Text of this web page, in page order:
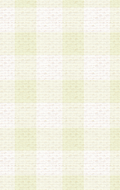
ることのできる情報
三者に開示すること
第三者に開示または
得るものとします。
は、以下の目的に
を識別できる情報
て当社の責任におい
当社は、当該委託
るとともに、本規約
用させるものとし ま